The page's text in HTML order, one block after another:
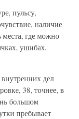
пульсу,
наличие
места, где можно
ушибах,
дел
38, точнее, в
большом
пребывает